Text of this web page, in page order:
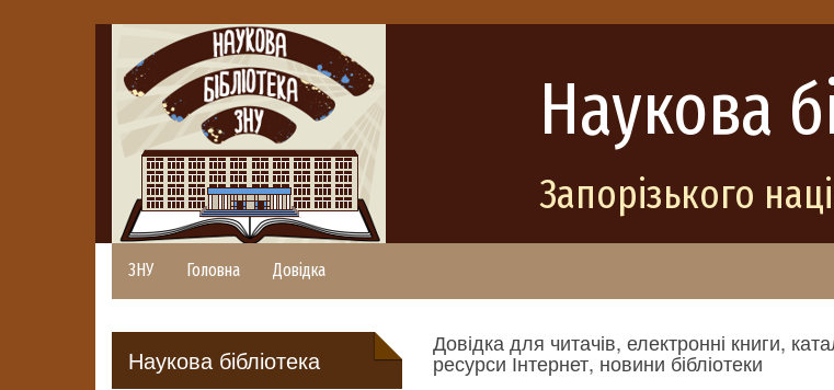
Наукова
Запорізького
ЗНУ Головна Довідка
Наукова бібліотека
Довідка для читачів, електронні книги,
ресурси Інтернет, новини бібліотеки